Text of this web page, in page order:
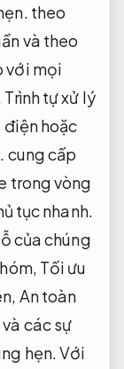
theo
và theo
với mọi
Trình tự xử lý
điện hoặc
cung cấp
trong vòng
tục nhanh.
của chúng
Tối ưu
An toàn
các sự
hẹn.Với